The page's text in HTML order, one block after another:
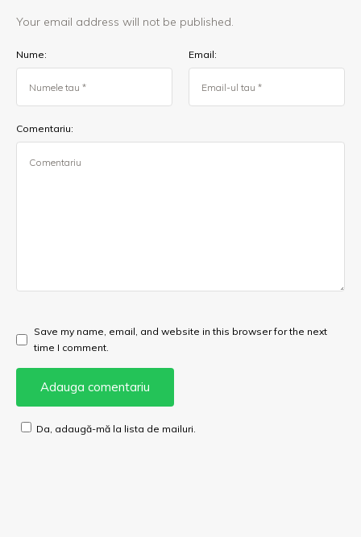
Your email address will not be published.
Nume: Email:
Comentariu:
Save my name, email, and website in this browser for the next
time I comment.
Da, adaugă-mă la lista de mailuri.